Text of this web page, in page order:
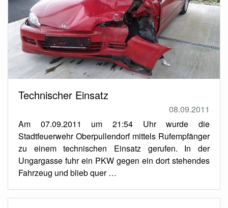
Technischer Einsatz
08.09.2011
Am 07.09.2011 um 21:54 Uhr wurde die
Stadtfeuerwehr Oberpullendorf mittels Rufempfänger
zu einem technischen Einsatz gerufen. In der
Ungargasse fuhr ein PKW gegen ein dort stehendes
Fahrzeug und blieb quer …